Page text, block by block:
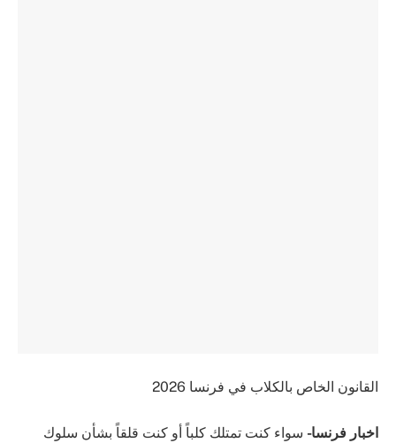
القانون الخاص بالكلاب في فرنسا 2026
اخبار فرنسا- سواء كنت تمتلك كلباً أو كنت قلقاً بشأن سلوك